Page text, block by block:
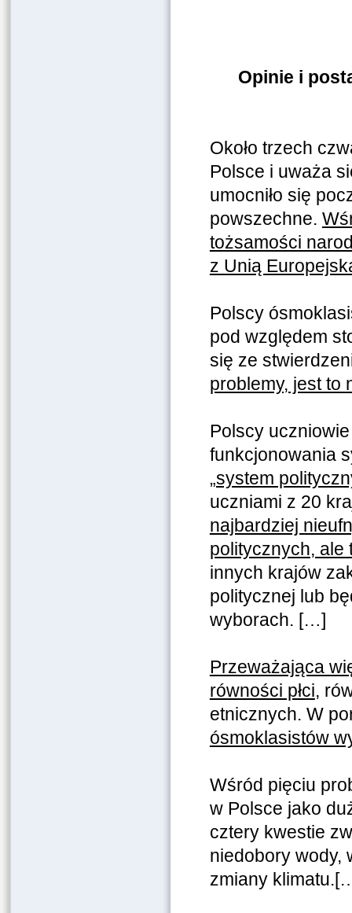
Opinie i
Około trzech
Polsce i uważa
umocniło się
powszechne.
tożsamości
z Unią
Polscy
pod względem
się ze
problemy, jest to
Polscy
funkcjonowania
„system
uczniami z 20
najbardziej
politycznych, ale
innych krajów
politycznej lub
wyborach. […]
Przeważająca
równości płci,
etnicznych. W
ósmoklasistów
Wśród pięciu
w Polsce jako
cztery kwestie
niedobory wody,
zmiany